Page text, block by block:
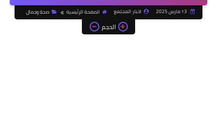
اخبار المجتمع الصفحة الرئيسية صحة وجمال
الحجم